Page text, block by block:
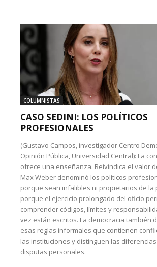
COLUMNISTAS
CASO SEDINI: LOS POLÍTICOS
PROFESIONALES
(Gustavo Campos, investigador Centro
Opinión Pública, Universidad Central): La
ofrece una enseñanza. Reivindica el valor
Max Weber denominó los políticos
porque sean infalibles ni propietarios de la
porque el ejercicio prolongado del oficio
comprender códigos, límites y
vez están escritos. La democracia también
esas reglas informales que contienen
las instituciones y distinguen las
disputas personales.